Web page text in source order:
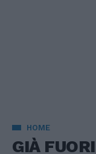
HOME
GIÀ